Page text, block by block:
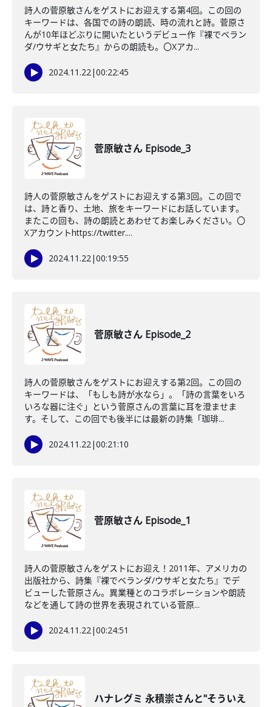
詩人の菅原敏さんをゲストにお迎えする第4回。この回の
キーワードは、各国での詩の朗読、時の流れと詩。菅原さ
んが10年ほどぶりに開いたというデビュー作『裸でベラン
ダ/ウサギと女たち』からの朗読も。〇Xアカ...
2024.11.22|00:22:45
菅原敏さん Episode_3
詩人の菅原敏さんをゲストにお迎えする第3回。この回で
は、詩と香り、土地、旅をキーワードにお話しています。
またこの回も、詩の朗読とあわせてお楽しみください。〇
Xアカウントhttps://twitter....
2024.11.22|00:19:55
菅原敏さん Episode_2
詩人の菅原敏さんをゲストにお迎えする第2回。この回の
キーワードは、「もしも詩が水なら」。「詩の言葉をいろ
いろな器に注ぐ」という菅原さんの言葉に耳を澄ませま
す。そして、この回でも後半には最新の詩集「珈琲...
2024.11.22|00:21:10
菅原敏さん Episode_1
詩人の菅原敏さんをゲストにお迎え！2011年、アメリカの
出版社から、詩集『裸でベランダ/ウサギと女たち』でデ
ビューした菅原さん。異業種とのコラボレーションや朗読
などを通して詩の世界を表現されている菅原...
2024.11.22|00:24:51
ハナレグミ 永積崇さんと"そういえ